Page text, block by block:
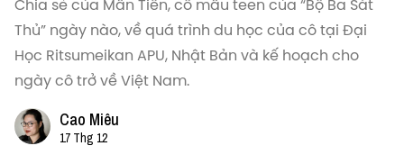
Chia sẻ của Mẫn Tiên, cô mẫu teen của “Bộ Ba Sát
Thủ” ngày nào, về quá trình du học của cô tại Đại
Học Ritsumeikan APU, Nhật Bản và kế hoạch cho
ngày cô trở về Việt Nam.
Cao Miêu
17 Thg 12